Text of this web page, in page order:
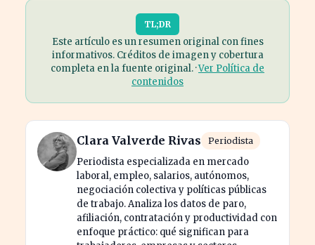
TL;DR
Este artículo es un resumen original con fines
informativos. Créditos de imagen y cobertura
completa en la fuente original. ·Ver Política de
contenidos
Clara Valverde Rivas Periodista
Periodista especializada en mercado
laboral, empleo, salarios, autónomos,
negociación colectiva y políticas públicas
de trabajo. Analiza los datos de paro,
afiliación, contratación y productividad con
enfoque práctico: qué significan para